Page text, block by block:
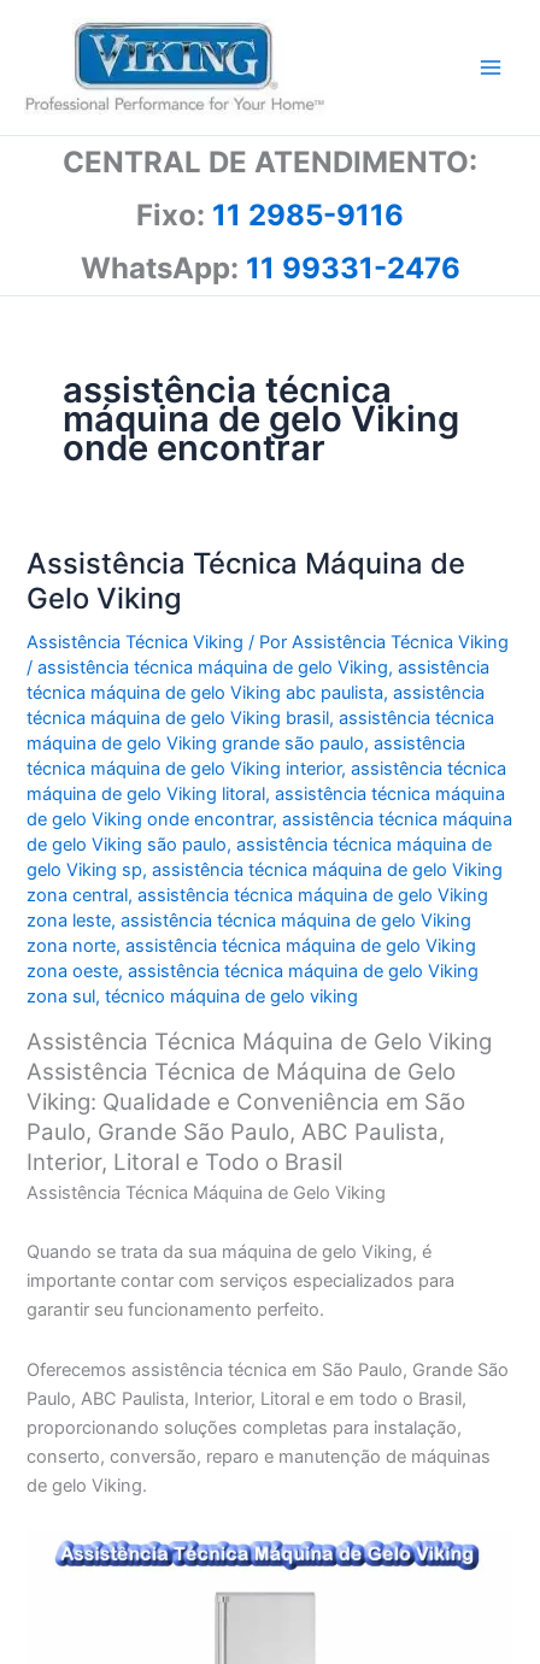
conteúdo
CENTRAL DE ATENDIMENTO:
Fixo: 11 2985-9116
WhatsApp: 11 99331-2476
assistência técnica
máquina de gelo Viking
onde encontrar
Assistência Técnica Máquina de
Gelo Viking
Assistência Técnica Viking / PorAssistência Técnica Viking
/assistência técnica máquina de gelo Viking,assistência
técnica máquina de gelo Viking abc paulista,assistência
técnica máquina de gelo Viking brasil,assistência técnica
máquina de gelo Viking grande são paulo,assistência
técnica máquina de gelo Viking interior,assistência técnica
máquina de gelo Viking litoral,assistência técnica máquina
de gelo Viking onde encontrar,assistência técnica máquina
de gelo Viking são paulo,assistência técnica máquina de
gelo Viking sp,assistência técnica máquina de gelo Viking
zona central,assistência técnica máquina de gelo Viking
zona leste,assistência técnica máquina de gelo Viking
zona norte,assistência técnica máquina de gelo Viking
zona oeste,assistência técnica máquina de gelo Viking
zona sul,técnico máquina de gelo viking
Assistência Técnica Máquina de Gelo Viking
Assistência Técnica de Máquina de Gelo
Viking: Qualidade e Conveniência em São
Paulo, Grande São Paulo, ABC Paulista,
Interior, Litoral e Todo o Brasil
Assistência Técnica Máquina de Gelo Viking
Quando se trata da sua máquina de gelo Viking, é
importante contar com serviços especializados para
garantir seu funcionamento perfeito.
Oferecemos assistência técnica em São Paulo, Grande São
Paulo, ABC Paulista, Interior, Litoral e em todo o Brasil,
proporcionando soluções completas para instalação,
conserto, conversão, reparo e manutenção de máquinas
de gelo Viking.